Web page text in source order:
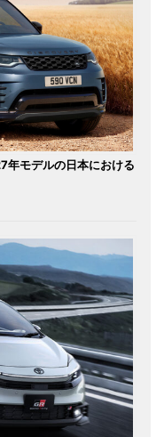
年モデルの日本における